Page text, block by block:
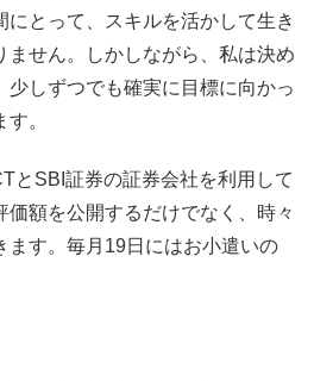
とって、スキルを活かして生き
ません。しかしながら、私は決め
少しずつでも確実に目標に向かっ
。
とSBI証券の証券会社を利用して
価額を公開するだけでなく、時々
ます。毎月19日にはお小遣いの